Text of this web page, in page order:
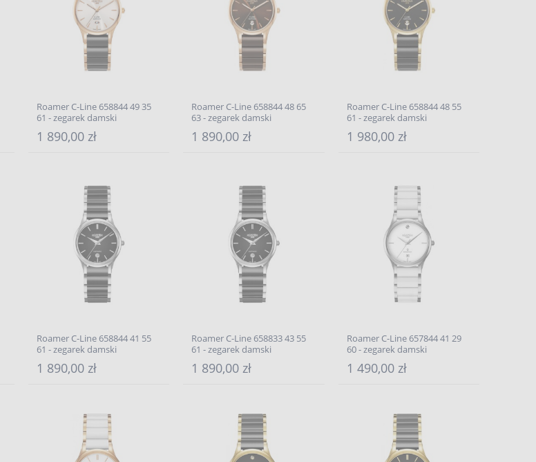
Roamer C-Line 658844 49 35
61 - zegarek damski
1 890,00 zł
Roamer C-Line 658844 48 65
63 - zegarek damski
1 890,00 zł
Roamer C-Line 658844 48 55
61 - zegarek damski
1 980,00 zł
Roamer C-Line 658844 41 55
61 - zegarek damski
1 890,00 zł
Roamer C-Line 658833 43 55
61 - zegarek damski
1 890,00 zł
Roamer C-Line 657844 41 29
60 - zegarek damski
1 490,00 zł